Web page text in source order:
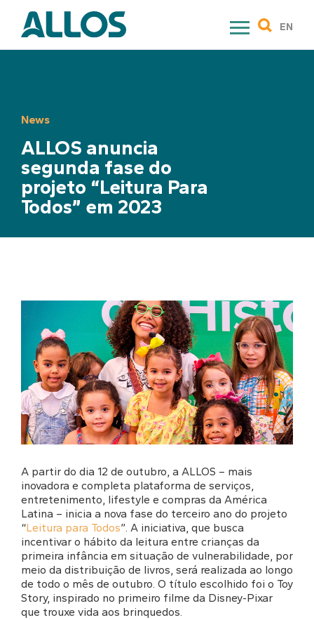
content
EN
News
ALLOS anuncia
segunda fase do
projeto “Leitura Para
Todos” em 2023
A partir do dia 12 de outubro, a ALLOS – mais
inovadora e completa plataforma de serviços,
entretenimento, lifestyle e compras da América
Latina – inicia a nova fase do terceiro ano do projeto
“Leitura para Todos”. A iniciativa, que busca
incentivar o hábito da leitura entre crianças da
primeira infância em situação de vulnerabilidade, por
meio da distribuição de livros, será realizada ao longo
de todo o mês de outubro. O título escolhido foi o Toy
Story, inspirado no primeiro filme da Disney-Pixar
que trouxe vida aos brinquedos.